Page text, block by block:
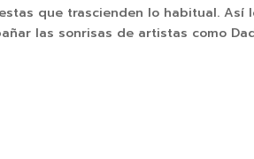
que trascienden lo habitual.
las sonrisas de artistas como